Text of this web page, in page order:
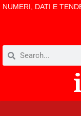
NUMERI, DATI E